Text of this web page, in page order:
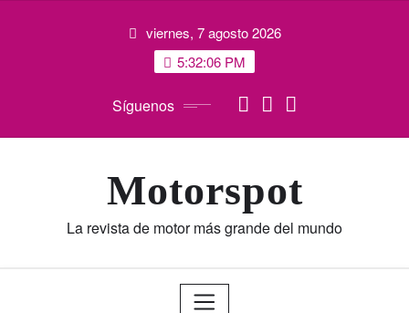
viernes, 7 agosto 2026
5:32:07 PM
Síguenos
Motorspot
La revista de motor más grande del mundo